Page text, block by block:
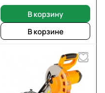
В корзину
В корзине